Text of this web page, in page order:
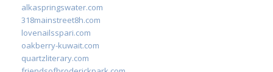
alkaspringswater.com
318mainstreet8h.com
lovenailsspari.com
oakberry-kuwait.com
quartzliterary.com